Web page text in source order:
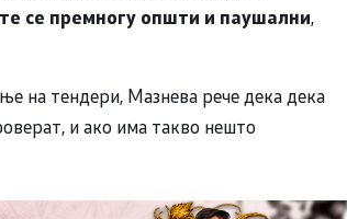
се премногу општи и паушални,
на тендери, Мазнева рече дека дека
и ако има такво нешто